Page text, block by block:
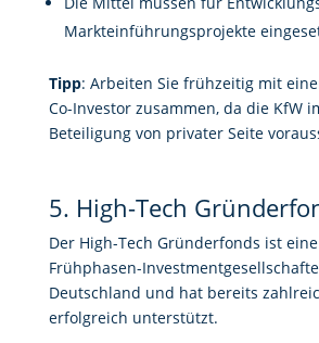
Markteinführungsprojekte
Tipp: Arbeiten Sie frühzeitig mit
Co-Investor zusammen, da die KfW
Beteiligung von privater Seite
5. High-Tech
Der High-Tech Gründerfonds ist
Frühphasen-
Deutschland und hat bereits
erfolgreich unterstützt.